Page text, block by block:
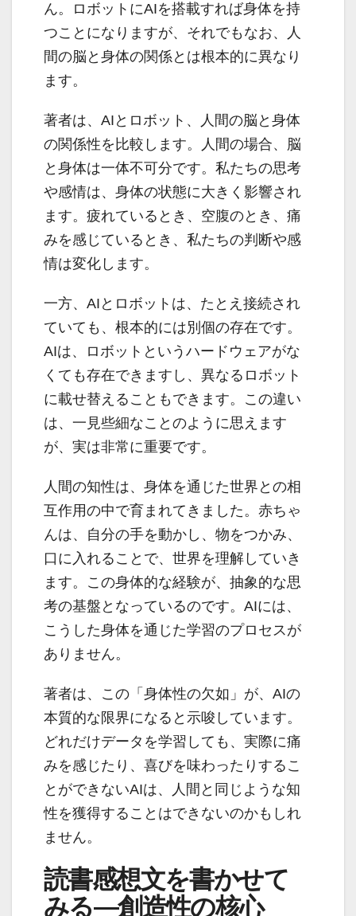
ん。ロボットにAIを搭載すれば身体を持
つことになりますが、それでもなお、人
間の脳と身体の関係とは根本的に異なり
ます。
著者は、AIとロボット、人間の脳と身体
の関係性を比較します。人間の場合、脳
と身体は一体不可分です。私たちの思考
や感情は、身体の状態に大きく影響され
ます。疲れているとき、空腹のとき、痛
みを感じているとき、私たちの判断や感
情は変化します。
一方、AIとロボットは、たとえ接続され
ていても、根本的には別個の存在です。
AIは、ロボットというハードウェアがな
くても存在できますし、異なるロボット
に載せ替えることもできます。この違い
は、一見些細なことのように思えます
が、実は非常に重要です。
人間の知性は、身体を通じた世界との相
互作用の中で育まれてきました。赤ちゃ
んは、自分の手を動かし、物をつかみ、
口に入れることで、世界を理解していき
ます。この身体的な経験が、抽象的な思
考の基盤となっているのです。AIには、
こうした身体を通じた学習のプロセスが
ありません。
著者は、この「身体性の欠如」が、AIの
本質的な限界になると示唆しています。
どれだけデータを学習しても、実際に痛
みを感じたり、喜びを味わったりするこ
とができないAIは、人間と同じような知
性を獲得することはできないのかもしれ
ません。
読書感想文を書かせて
みる—創造性の核心